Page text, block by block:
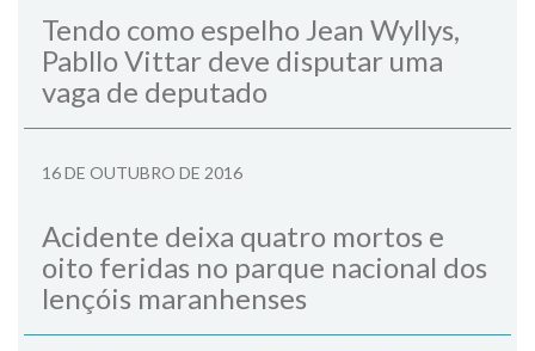
Tendo como espelho Jean Wyllys,
Pabllo Vittar deve disputar uma
vaga de deputado
16 DE OUTUBRO DE 2016
Acidente deixa quatro mortos e
oito feridas no parque nacional dos
lençóis maranhenses